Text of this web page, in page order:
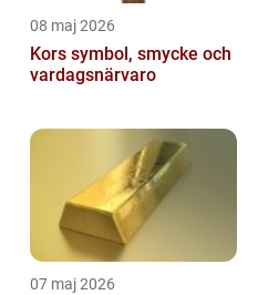
08 maj 2026
Kors symbol, smycke och
vardagsnärvaro
07 maj 2026